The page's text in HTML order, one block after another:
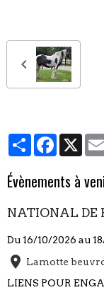
PartagerFacebook
X
Évènements à
NATIONAL DE
Du 16/10/2026 au
Lamotte
LIENS POUR